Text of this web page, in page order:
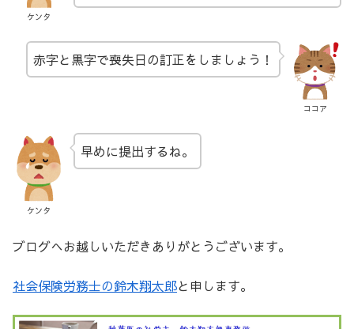
ケンタ
ココア
赤字と黒字で喪失日の訂正をしましょう！
ケンタ
早めに提出するね。
ブログへお越しいただきありがとうございます。
社会保険労務士の鈴木翔太郎と申します。